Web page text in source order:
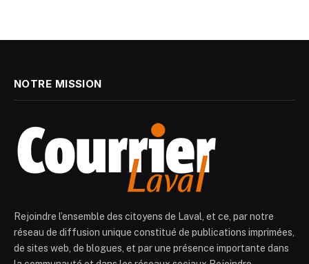
NOTRE MISSION
Rejoindre l’ensemble des citoyens de Laval, et ce, par notre
réseau de diffusion unique constitué de publications imprimées,
de sites web, de blogues, et par une présence importante dans